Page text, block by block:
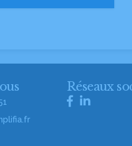
Réseaux